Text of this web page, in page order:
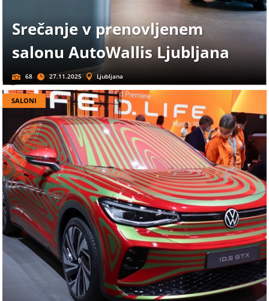
Srečanje v prenovljenem
salonu AutoWallis Ljubljana
68 27.11.2025 Ljubljana
SALONI